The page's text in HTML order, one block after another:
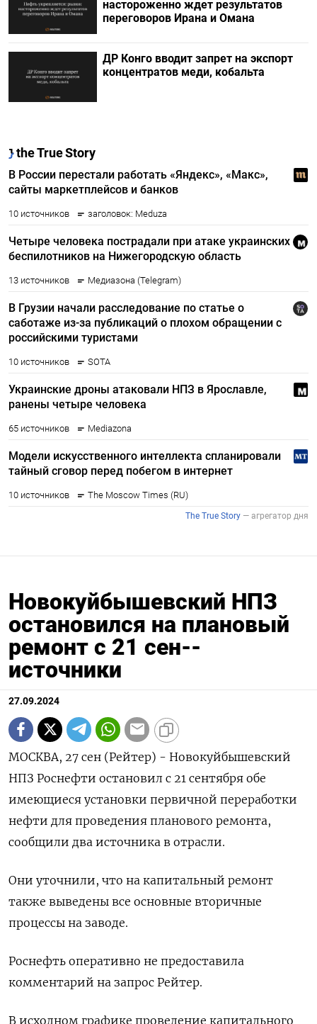
настороженно ждет результатов
переговоров Ирана и Омана
ДР Конго вводит запрет на экспорт
концентратов меди, кобальта
Новокуйбышевский НПЗ
остановился на плановый
ремонт с 21 сен--
источники
27.09.2024
МОСКВА, 27 сен (Рейтер) - Новокуйбышевский
НПЗ Роснефти остановил с 21 сентября обе
имеющиеся установки первичной переработки
нефти для проведения планового ремонта,
сообщили два источника в отрасли.
Они уточнили, что на капитальный ремонт
также выведены все основные вторичные
процессы на заводе.
Роснефть оперативно не предоставила
комментарий на запрос Рейтер.
В исходном графике проведение капитального